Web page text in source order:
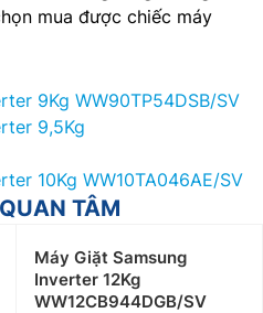
mua được chiếc máy
9Kg WW90TP54DSB/SV
9,5Kg
10Kg WW10TA046AE/SV
TÂM
Máy Giặt Samsung
Inverter 12Kg
WW12CB944DGB/SV